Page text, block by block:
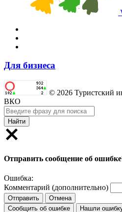
Для бизнеса
© 2026 Туристский
ВКО
Найти
Отправить сообщение об
Ошибка:
Комментарий (дополнительно)
Отправить
Отмена
Сообщить об ошибке
Нашли